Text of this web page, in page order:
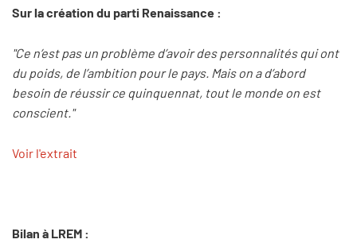
Sur la création du parti Renaissance :
"Ce n’est pas un problème d’avoir des personnalités qui ont
du poids, de l’ambition pour le pays. Mais on a d’abord
besoin de réussir ce quinquennat, tout le monde on est
conscient."
Voir l'extrait
Bilan à LREM :